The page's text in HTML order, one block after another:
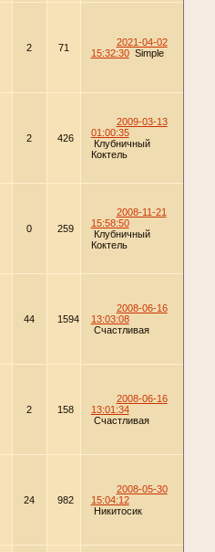
2
71
2021-04-02
15:32:30 Simple
2
426
2009-03-13
01:00:35
Клубничный
Коктель
0 259
2008-11-21
15:58:50
Клубничный
Коктель
44 1594
2008-06-16
13:03:08
Счастливая
2
158
2008-06-16
13:01:34
Счастливая
24
982
2008-05-30
15:04:12
Никитосик